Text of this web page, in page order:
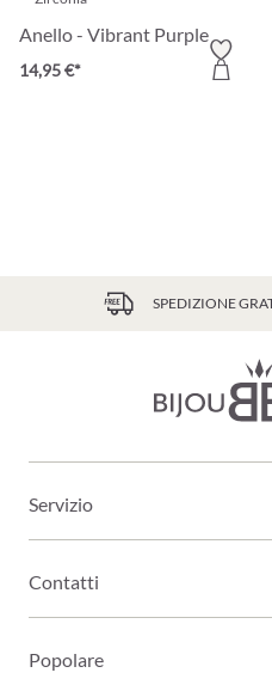
Anello - Vibrant Purple
14,95 €*
SPEDIZIONE
Servizio
Contatti
Popolare